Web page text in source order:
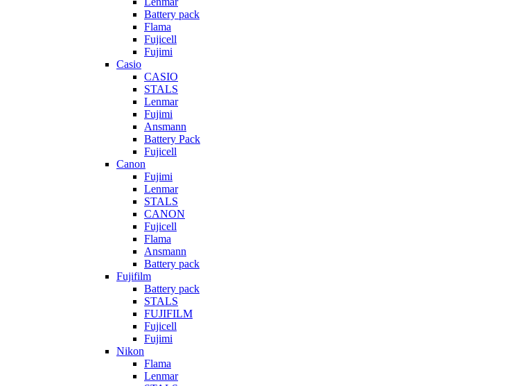
Battery pack
Flama
Fujicell
Fujimi
Casio
CASIO
STALS
Lenmar
Fujimi
Ansmann
Battery Pack
Fujicell
Canon
Fujimi
Lenmar
STALS
CANON
Fujicell
Flama
Ansmann
Battery pack
Fujifilm
Battery pack
STALS
FUJIFILM
Fujicell
Fujimi
Nikon
Flama
Lenmar